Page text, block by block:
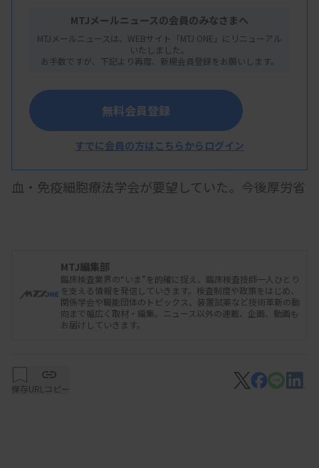
厚生労働省の検討会は3月13日、同種造血幹細胞
移植に用いる「キメリズム検査キット」を早期に臨
床現場で使えるよう求める品目に選定した。日本造
血・免疫細胞療法学会が要望していた。今後厚労省
選定したのは、「KMR（キメラ）
Type/KMRtrack Assay」。同種造血幹細胞移植のド
ナー細胞の生着確認などに用いる。欧州で承認され
ているが、国内では未承認となっている。
FISH法やSTR-PCR法による同じ目的の検査があ
MTJメールニュースの会員のみなさまへ
MTJメールニュースは、WEBサイト「MTJ ONE」にリニューアル
いたしました。
お手数ですが、下記より再度、新規会員登録をお願いします。
無料会員登録
すでに会員の方はこちらからログイン
MTJ編集部
臨床検査業界の“いま”を的確に捉え、臨床検査技師一人ひとり
を支える情報を発信していきます。検査制度や政策をはじめ、
関係学会や職能団体のトピックス、装置試薬など技術革新の動
向まで幅広く取材・編集。ニュース以外の連載、企画、動画も
お届けしていきます。
保存URLコピー